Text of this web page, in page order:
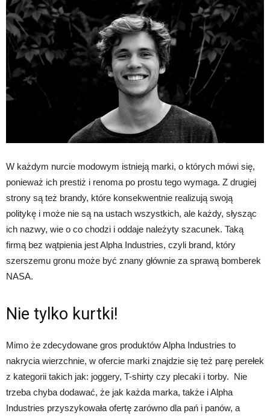
W każdym nurcie modowym istnieją marki, o których mówi się,
ponieważ ich prestiż i renoma po prostu tego wymaga. Z drugiej
strony są też brandy, które konsekwentnie realizują swoją
politykę i może nie są na ustach wszystkich, ale każdy, słysząc
ich nazwy, wie o co chodzi i oddaje należyty szacunek. Taką
firmą bez wątpienia jest Alpha Industries, czyli brand, który
szerszemu gronu może być znany głównie za sprawą bomberek
NASA.
Nie tylko kurtki!
Mimo że zdecydowane gros produktów Alpha Industries to
nakrycia wierzchnie, w ofercie marki znajdzie się też parę perełek
z kategorii takich jak: joggery, T-shirty czy plecaki i torby. Nie
trzeba chyba dodawać, że jak każda marka, także i Alpha
Industries przyszykowała ofertę zarówno dla pań i panów, a